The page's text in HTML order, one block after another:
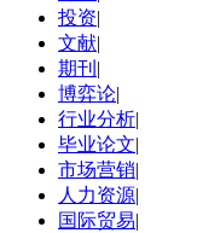
投资|
文献|
期刊 |
博弈论|
行业分析|
毕业论文|
市场营销|
人力资源|
国际贸易|